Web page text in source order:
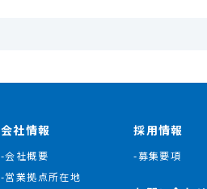
会社情報
-会社概要
-営業拠点所在地
採用情報
-募集要項